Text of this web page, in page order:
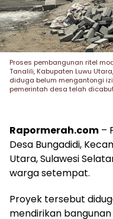
Proses pembangunan ritel
Tanalili, Kabupaten Luwu
diduga belum mengantongi
pemerintah desa telah
Rapormerah.com –
Desa Bungadidi,
Utara, Sulawesi
warga setempat.
Proyek tersebut
mendirikan